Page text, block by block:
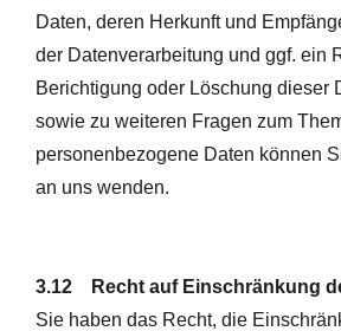
Daten, deren Herkunft und
der Datenverarbeitung und ggf. ein
Berichtigung oder Löschung dieser
sowie zu weiteren Fragen zum
personenbezogene Daten können
an uns wenden.
3.12 Recht auf Einschränkung
Sie haben das Recht, die